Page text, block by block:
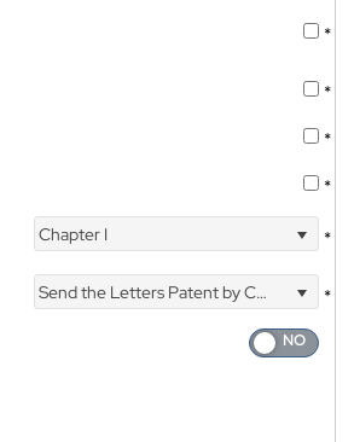
*
*
*
*
Chapter I *
Send the Letters Patent by Courier
*